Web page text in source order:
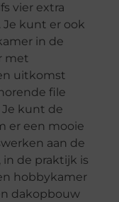
vier extra
Je kunt er ook
in de
met
uitkomst
file
Je kunt de
er een mooie
aan de
de praktijk is
hobbykamer
dakopbouw